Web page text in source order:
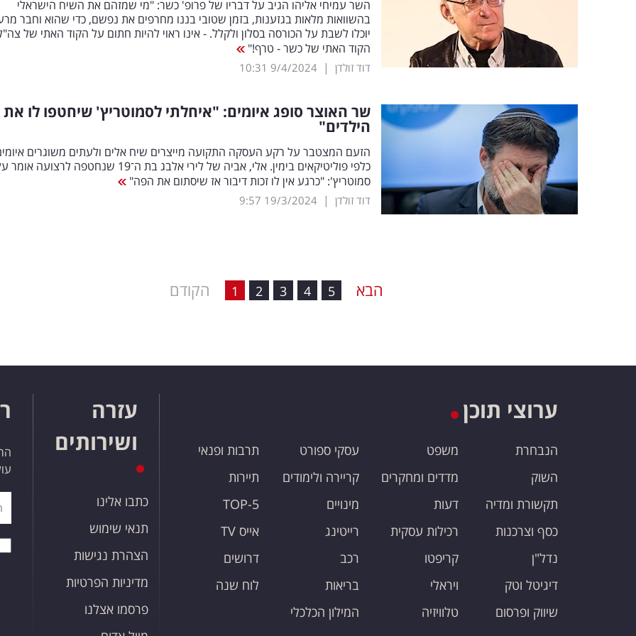
השר עמיחי אליהו הגיב על דבריו של פרופ' כשר: "מי שמזהם את השיח הישראלי
בהשוואות מלאות בגזענות, בזמן שטובי בננו מחרפים את נפשם, כדי שהוא וחבר
יוכלו לשבת על הכורסה בסלון ולקלל. - אינו ראוי להיות חתום על הקוד האתי של
הקוד האתי של כשר - טרף!"
דוד זולדן |
9/4/2024
10:31
שר האוצר סופג איומים: "איחלתי לסמוטריץ' שיחטפו לו את
הילדים"
הזעם המצטבר על רקע העסקה התקועה מייצרים שיח אלים ולעתים משוגרים
כלפי פוליטיקאים בימין. אלי, אביה של לירי אלבג בת ה־19 שנחטפה לרצועה
סמוטריץ': "כרגע אין לו זכות דיבור אז שיסתום את הפה"
דוד זולדן |
19/3/2024
9:57
הקודם 1 2 3 4 5 הבא
ערוצי תוכן
הנבחרת
השוק
תקשורת ומדיה
כסף וצרכנות
נדל"ן
דיגיטל וטק
שיווק ופרסום
משפט
מדדים ומחקרים
דעות
רכילות עסקית
קריפטו
ויראלי
טלוויזיה
עסקי ספורט
קריירה ולימודים
מינויים
רייטינג
רכב
בריאות
המילון הכלכלי
תרבות ופנאי
תיירות
TOP-5
אייס TV
דרושים
לוח שנה
עזרה
ושירותים
כתבו אלינו
תנאי שימוש
הצהרת נגישות
מדיניות הפרטיות
פרסמו אצלנו